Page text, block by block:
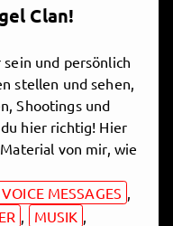
Clan!
und persönlich
stellen und sehen,
Shootings und
hier richtig! Hier
von mir, wie
VOICE MESSAGES
MUSIK